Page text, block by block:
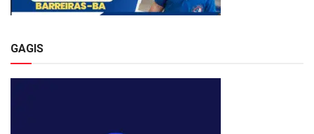
GAGIS